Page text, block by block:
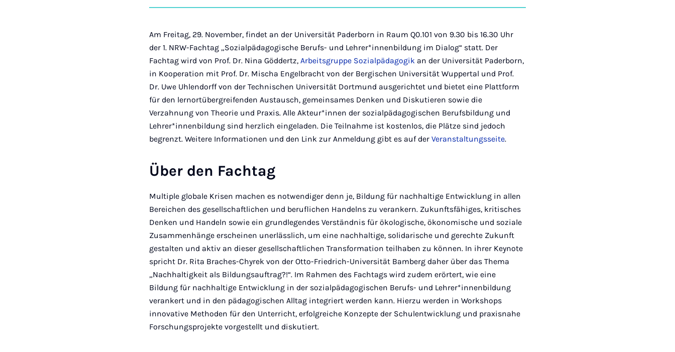
auf auf auf auf über
Mail
kopieren
Am Freitag, 29. November, findet an der Universität Paderborn in Raum Q0.101 von 9.30 bis 16.30 Uhr
der 1. NRW-Fachtag „So­zi­al­päd­ago­gi­sche Be­rufs- und Leh­rer*in­nenbil­dung im Di­a­log“ statt. Der
Fachtag wird von Prof. Dr. Nina Göddertz,Arbeitsgruppe Sozialpädagogik an der Universität Paderborn,
in Kooperation mit Prof. Dr. Mischa Engelbracht von der Bergischen Universität Wuppertal und Prof.
Dr. Uwe Uhlendorff von der Technischen Universität Dortmund ausgerichtet und bietet eine Plattform
für den lernortübergreifenden Austausch, gemeinsames Denken und Diskutieren sowie die
Verzahnung von Theorie und Praxis. Alle Akteur*innen der sozialpädagogischen Berufsbildung und
Lehrer*innenbildung sind herzlich eingeladen. Die Teilnahme ist kostenlos, die Plätze sind jedoch
begrenzt. Weitere Informationen und den Link zur Anmeldung gibt es auf derVeranstaltungsseite.
Über den Fachtag
Multiple globale Krisen machen es notwendiger denn je, Bildung für nachhaltige Entwicklung in allen
Bereichen des gesellschaftlichen und beruflichen Handelns zu verankern. Zukunftsfähiges, kritisches
Denken und Handeln sowie ein grundlegendes Verständnis für ökologische, ökonomische und soziale
Zusammenhänge erscheinen unerlässlich, um eine nachhaltige, solidarische und gerechte Zukunft
gestalten und aktiv an dieser gesellschaftlichen Transformation teilhaben zu können. In ihrer Keynote
spricht Dr. Rita Braches-Chyrek von der Otto-Friedrich-Universität Bamberg daher über das Thema
„Nachhaltigkeit als Bildungsauftrag?!“. Im Rahmen des Fachtags wird zudem erörtert, wie eine
Bildung für nachhaltige Entwicklung in der sozialpädagogischen Berufs- und Lehrer*innenbildung
verankert und in den pädagogischen Alltag integriert werden kann. Hierzu werden in Workshops
innovative Methoden für den Unterricht­, erfolgreiche Konzepte der Schulentwicklung und praxisnahe
Forschungsprojekte vorgestellt und diskutiert.